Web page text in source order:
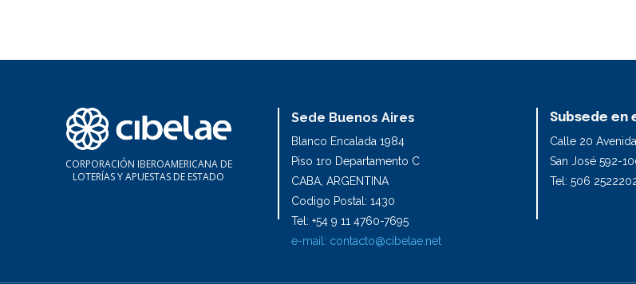
CORPORACIÓN IBEROAMERICANA DE
LOTERÍAS Y APUESTAS DE ESTADO
Sede Buenos Aires
Blanco Encalada 1984
Piso 1ro Departamento C
CABA, ARGENTINA
Codigo Postal: 1430
Tel: +54 9 11 4760-7695
e-mail: contacto@cibelae.net
Subsede en
Calle 20
San José 592-
Tel: 506